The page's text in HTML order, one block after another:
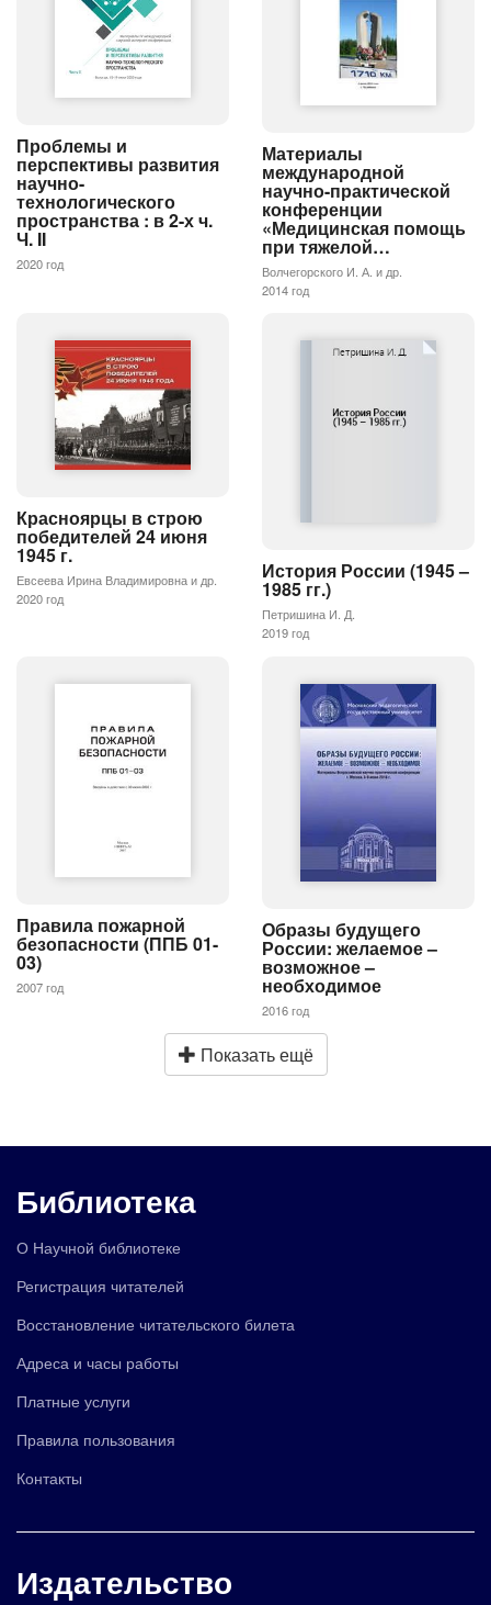
Проблемы и
перспективы развития
научно-
технологического
пространства : в 2-х ч.
Ч. II
2020 год
Материалы
международной
научно-практической
конференции
«Медицинская помощь
при тяжелой…
Волчегорского И. А. и др.
2014 год
Красноярцы в строю
победителей 24 июня
1945 г.
Евсеева Ирина Владимировна и др.
2020 год
История России (1945 –
1985 гг.)
Петришина И. Д.
2019 год
Правила пожарной
безопасности (ППБ 01-
03)
2007 год
Образы будущего
России: желаемое –
возможное –
необходимое
2016 год
Показать ещё
Библиотека
О Научной библиотеке
Регистрация читателей
Восстановление читательского билета
Адреса и часы работы
Платные услуги
Правила пользования
Контакты
Издательство